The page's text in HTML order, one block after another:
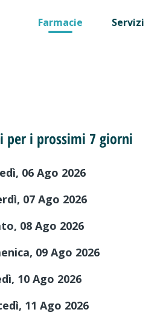
Farmacie Servizi
per i prossimi 7 giorni
06 Ago 2026
07 Ago 2026
08 Ago 2026
09 Ago 2026
10 Ago 2026
11 Ago 2026